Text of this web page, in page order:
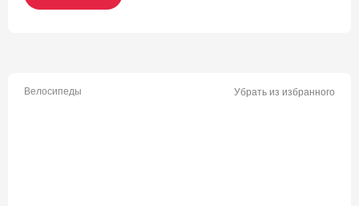
Велосипеды Убрать из избранного